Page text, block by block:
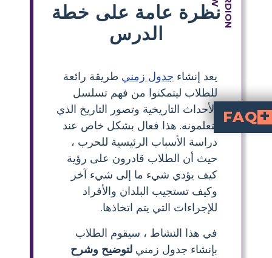
نظرة عامة على خطة
الدرس
يعد إنشاء جدول زمني طريقة رائعة
للطلاب ليتمكنوا من فهم تسلسل
الأحداث التاريخية وتصور التاريخ الذي
يتعلمونه. هذا فعال بشكل خاص عند
دراسة الأسباب الرئيسية للحرب ،
حيث أن الطلاب قادرون على رؤية
كيف يؤدي شيء ما إلى شيء آخر
وكيف تستجيب البلدان والأفراد
للإجراءات التي يتم اتخاذها.
في هذا النشاط ، سيقوم الطلاب
بإنشاء جدول زمني لتوضيح وشرح
FAQ